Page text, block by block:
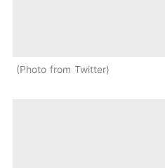
Photo from Twitter